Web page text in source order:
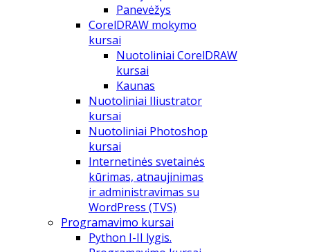
Panevėžys
CorelDRAW mokymo
kursai
Nuotoliniai CorelDRAW
kursai
Kaunas
Nuotoliniai Iliustrator
kursai
Nuotoliniai Photoshop
kursai
Internetinės svetainės
kūrimas, atnaujinimas
ir administravimas su
WordPress (TVS)
Programavimo kursai
Python I-II lygis.